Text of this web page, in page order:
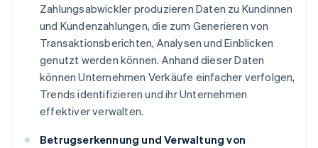
Zahlungsabwickler produzieren Daten zu Kundinnen
und Kundenzahlungen, die zum Generieren von
Transaktionsberichten, Analysen und Einblicken
genutzt werden können. Anhand dieser Daten
können Unternehmen Verkäufe einfacher verfolgen,
Trends identifizieren und ihr Unternehmen
effektiver verwalten.
Betrugserkennung und Verwaltung von